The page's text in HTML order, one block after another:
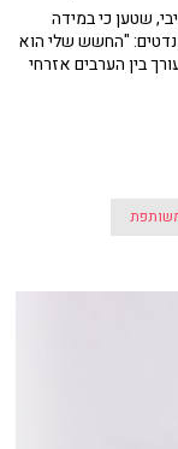
שטען כי במידה
ההצבעה יהיה נמוך, הרשימה שלו תגיע ל-16 מנדטים: "החשש שלי הוא
בין הערבים אזרחי